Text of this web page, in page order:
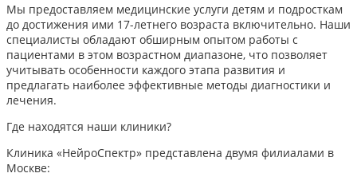
Мы предоставляем медицинские услуги детям и подросткам
до достижения ими 17-летнего возраста включительно. Наши
специалисты обладают обширным опытом работы с
пациентами в этом возрастном диапазоне, что позволяет
учитывать особенности каждого этапа развития и
предлагать наиболее эффективные методы диагностики и
лечения.​
Где находятся наши клиники?
Клиника «НейроСпектр» представлена двумя филиалами в
Москве:​